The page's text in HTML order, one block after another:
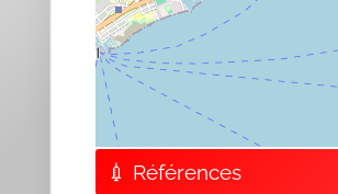
💉 Références